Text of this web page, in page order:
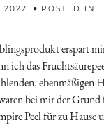
2022 POSTED IN:
erspart
ich das
ebenmäßigen
bei mir der
Peel für zu